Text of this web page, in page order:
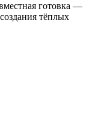
готовка —
тёплых